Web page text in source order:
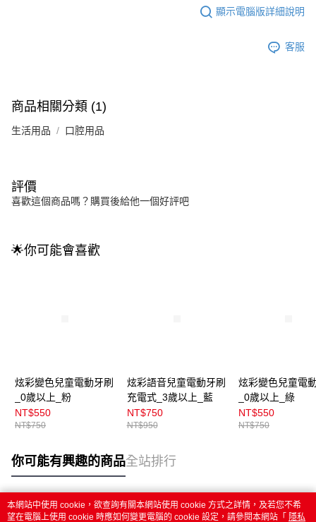
顯示電腦版詳細說明
客服
商品相關分類 (1)
生活用品 口腔用品
評價
喜歡這個商品嗎？購買後給他一個好評吧
🌟你可能會喜歡
炫彩變色兒童電動牙刷
_0歲以上_粉
NT$550
NT$750
炫彩語音兒童電動牙刷
充電式_3歲以上_藍
NT$750
NT$950
炫彩變色兒童電
_0歲以上_綠
NT$550
NT$750
你可能有興趣的商品全站排行
熱門標籤
本網站中使用 cookie，欲查詢有關本網站使用 cookie 方式之詳情，及若您不希
望在電腦上使用 cookie 時應如何變更電腦的 cookie 設定，請參閱本網站「 隱私